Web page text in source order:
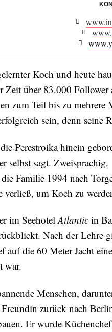
Koch und heute
Zeit über 83.000
zum Teil bis zu
sein, denn
Perestroika hinein
selbst sagt.
die Familie 1994 nach
verließ, um Koch zu
im SeehotelAtlantic in
Nach der Lehre
die 60 Meter Jacht
war.
Menschen,
zurück nach
Er wurde